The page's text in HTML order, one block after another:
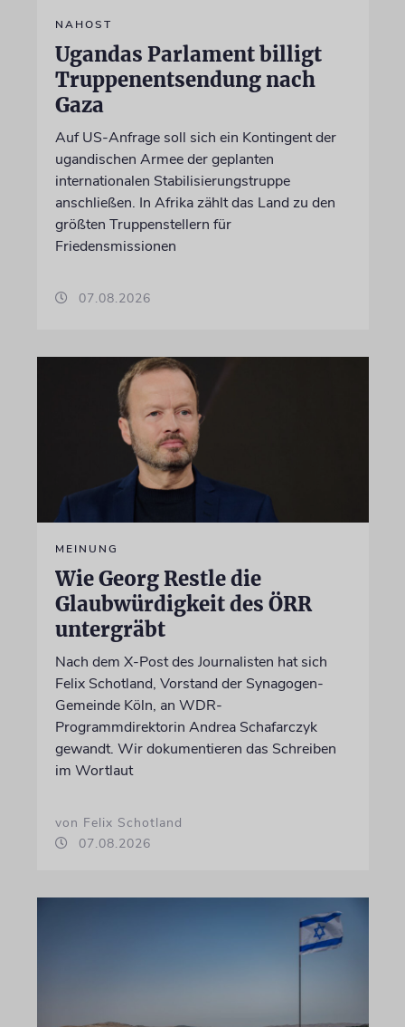
NAHOST
Ugandas Parlament billigt
Truppenentsendung nach
Gaza
Auf US-Anfrage soll sich ein Kontingent der
ugandischen Armee der geplanten
internationalen Stabilisierungstruppe
anschließen. In Afrika zählt das Land zu den
größten Truppenstellern für
Friedensmissionen
07.08.2026
MEINUNG
Wie Georg Restle die
Glaubwürdigkeit des ÖRR
untergräbt
Nach dem X-Post des Journalisten hat sich
Felix Schotland, Vorstand der Synagogen-
Gemeinde Köln, an WDR-
Programmdirektorin Andrea Schafarczyk
gewandt. Wir dokumentieren das Schreiben
im Wortlaut
von Felix Schotland
07.08.2026